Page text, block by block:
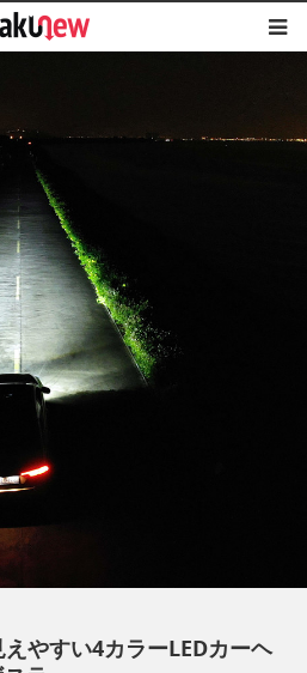
やすい4カラーLEDカーヘ